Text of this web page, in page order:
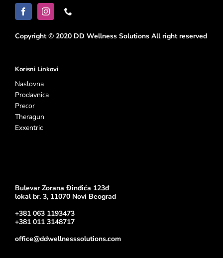
Copyright © 2020 DD Wellness Solutions All right reserved
Korisni Linkovi
Naslovna
Prodavnica
Precor
Theragun
Exxentric
Bulevar Zorana Đinđića 123đ
lokal br. 3, 11070 Novi Beograd
+381 063 1193473
+381 011 3148717
office@ddwellnesssolutions.com